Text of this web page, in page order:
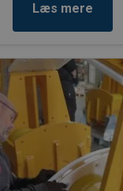
Læs mere